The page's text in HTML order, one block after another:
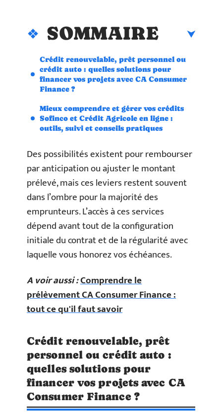
SOMMAIRE
Crédit renouvelable, prêt personnel ou
crédit auto : quelles solutions pour
financer vos projets avec CA Consumer
Finance ?
Mieux comprendre et gérer vos crédits
Sofinco et Crédit Agricole en ligne :
outils, suivi et conseils pratiques
Des possibilités existent pour rembourser
par anticipation ou ajuster le montant
prélevé, mais ces leviers restent souvent
dans l’ombre pour la majorité des
emprunteurs. L’accès à ces services
dépend avant tout de la configuration
initiale du contrat et de la régularité avec
laquelle vous honorez vos échéances.
A voir aussi :Comprendre le
prélèvement CA Consumer Finance :
tout ce qu'il faut savoir
Crédit renouvelable, prêt
personnel ou crédit auto :
quelles solutions pour
financer vos projets avec CA
Consumer Finance ?